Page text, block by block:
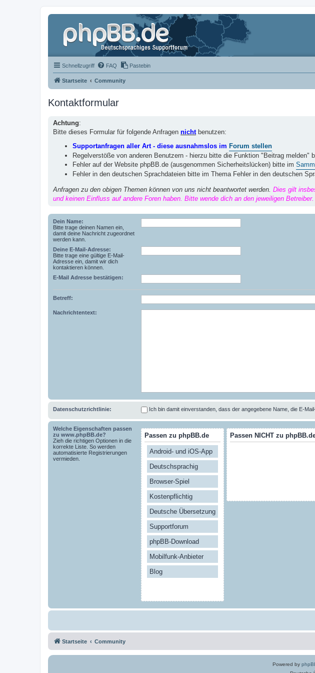
Schnellzugriff FAQ Pastebin
Startseite Community
Kontaktformular
Achtung:
Bitte dieses Formular für folgende Anfragen nichtbenutzen:
Supportanfragen aller Art - diese ausnahmslos im Forum stellen
Regelverstöße von anderen Benutzern - hierzu bitte die Funktion "Beitrag melden"
Fehler auf der Website phpBB.de (ausgenommen Sicherheitslücken) bitte im
Fehler in den deutschen Sprachdateien bitte im Thema Fehler in den deutschen
Anfragen zu den obigen Themen können von uns nicht beantwortet werden. Dies gilt
und keinen Einfluss auf andere Foren haben. Bitte wende dich an den jeweiligen Betreiber.
Dein Name:
Bitte trage deinen Namen ein,
damit deine Nachricht zugeordnet
werden kann.
Deine E-Mail-Adresse:
Bitte trage eine gültige E-Mail-
Adresse ein, damit wir dich
kontaktieren können.
E-Mail Adresse bestätigen:
Betreff:
Nachrichtentext:
Datenschutzrichtlinie: Ich bin damit einverstanden, dass der angegebene Name, die E-
Welche Eigenschaften passen
zu www.phpBB.de?
Zieh die richtigen Optionen in die
korrekte Liste. So werden
automatisierte Registrierungen
vermieden.
Passen zu phpBB.de
Android- und iOS-App
Deutschsprachig
Browser-Spiel
Kostenpflichtig
Deutsche Übersetzung
Supportforum
phpBB-Download
Mobilfunk-Anbieter
Blog
Passen NICHT zu
Startseite Community
Powered by